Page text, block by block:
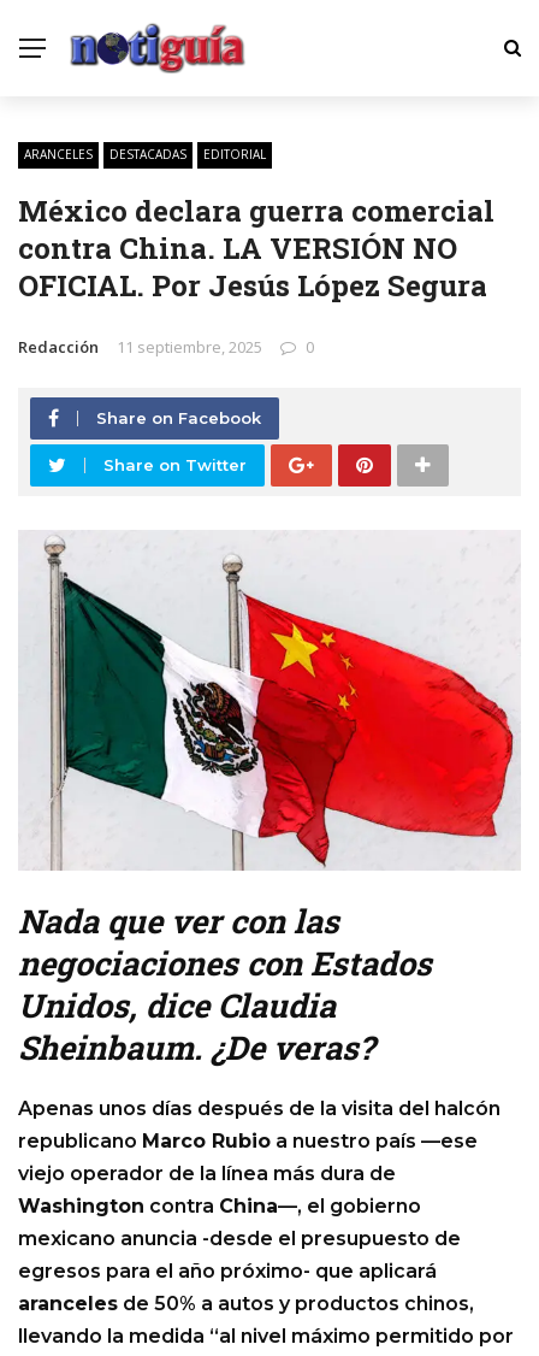
ARANCELES DESTACADAS EDITORIAL
México declara guerra comercial
contra China. LA VERSIÓN NO
OFICIAL. Por Jesús López Segura
Redacción 11 septiembre, 2025 0
Share on Facebook
Share on Twitter
Nada que ver con las
negociaciones con Estados
Unidos, dice Claudia
Sheinbaum. ¿De veras?
Apenas unos días después de la visita del halcón
republicano Marco Rubio a nuestro país —ese
viejo operador de la línea más dura de
Washington contra China—, el gobierno
mexicano anuncia -desde el presupuesto de
egresos para el año próximo- que aplicará
aranceles de 50% a autos y productos chinos,
llevando la medida “al nivel máximo permitido por